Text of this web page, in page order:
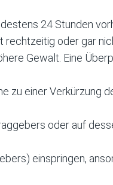
24 Stunden
rechtzeitig oder gar
Gewalt. Eine
zu einer Verkürzung
oder auf
einspringen,